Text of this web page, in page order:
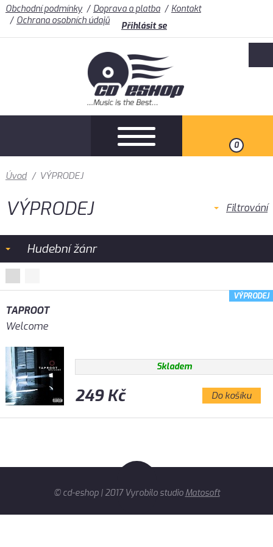
Obchodní podmínky Doprava a platba
Kontakt
Ochrana osobních údajů
Přihlásit se
0
Úvod / VÝPRODEJ
VÝPRODEJ Filtrování
Hudební žánr
TAPROOT
Welcome
Skladem
249 Kč Do košíku
VÝPRODEJ
© cd-eshop | 2017 Vyrobilo studio Matosoft